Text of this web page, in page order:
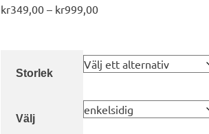
kr349,00 – kr999,00Prisintervall:
kr999,00
Storlek
Välj